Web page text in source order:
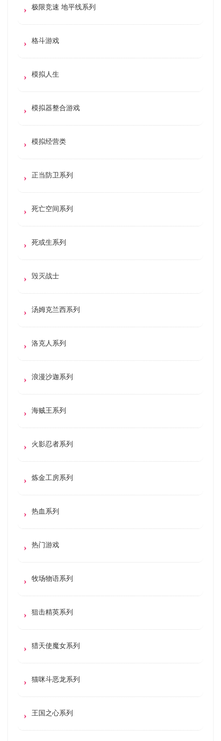
极限竞速 地平线系列
格斗游戏
模拟人生
模拟器整合游戏
模拟经营类
正当防卫系列
死亡空间系列
死或生系列
毁灭战士
汤姆克兰西系列
洛克人系列
浪漫沙迦系列
海贼王系列
火影忍者系列
炼金工房系列
热血系列
热门游戏
牧场物语系列
狙击精英系列
猎天使魔女系列
猫咪斗恶龙系列
王国之心系列